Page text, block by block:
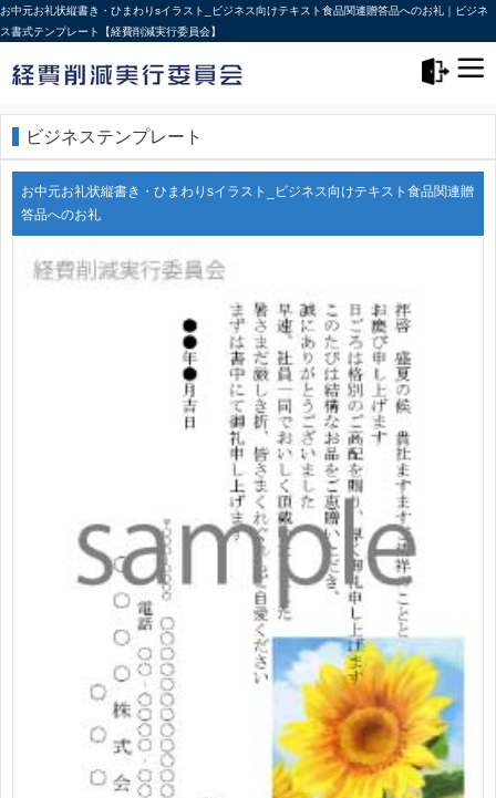
お中元お礼状縦書き・ひまわりsイラスト_ビジネス向けテキスト食品関連贈答品へのお礼｜ビジネ
ス書式テンプレート【経費削減実行委員会】
ビジネステンプレート
お中元お礼状縦書き・ひまわりsイラスト_ビジネス向けテキスト食品関連贈
答品へのお礼